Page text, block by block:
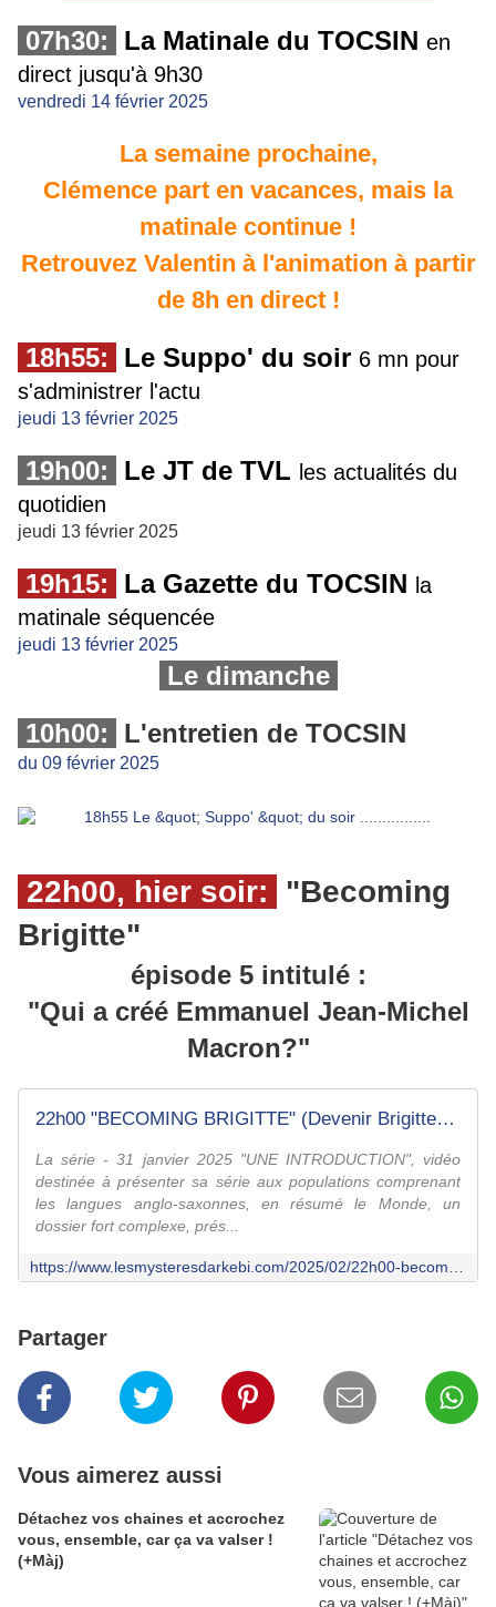
07h30:
La Matinale du TOCSIN en
direct jusqu'à 9h30
vendredi 14 février 2025
La semaine prochaine,
Clémence part en vacances, mais la
matinale continue !
Retrouvez Valentin à l'animation à partir
de 8h en direct !
18h55: Le Suppo' du soir 6 mn pour
s'administrer l'actu
jeudi 13 février 2025
19h00: Le JT de TVL les actualités du
quotidien
jeudi 13 février 2025
19h15: La Gazette du TOCSIN la
matinale séquencée
jeudi 13 février 2025
Le dimanche
10h00:
L'entretien de TOCSIN
du 09 février 2025
22h00, hier soir:
"Becoming
Brigitte"
épisode 5 intitulé :
"Qui a créé Emmanuel Jean-Michel
Macron?"
22h00 "BECOMING BRIGITTE" (Devenir Brigitte) ........ épisode 5 " Qui a créé Emmanuel Jean-Michel Macron? " - Le fil d'Arkébi
La série - 31 janvier 2025 "UNE INTRODUCTION", vidéo
destinée à présenter sa série aux populations comprenant
les langues anglo-saxonnes, en résumé le Monde, un
dossier fort complexe, prés...
Partager
Vous aimerez aussi
Détachez vos chaines et accrochez
vous, ensemble, car ça va valser !
(+Màj)